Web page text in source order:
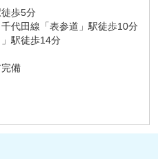
歩5分
代田線「表参道」駅徒歩10分
駅徒歩14分
備